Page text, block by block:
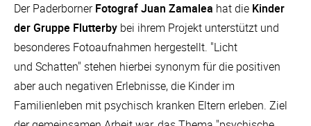
Der PaderbornerFotograf Juan Zamalea hat die Kinder
der Gruppe Flutterby bei ihrem Projekt unterstützt und
besonderes Fotoaufnahmen hergestellt. "Licht
und Schatten" stehen hierbei synonym für die positiven
aber auch negativen Erlebnisse, die Kinder im
Familienleben mit psychisch kranken Eltern erleben. Ziel